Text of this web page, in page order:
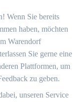
Wenn Sie bereits
haben, möchten
Warendorf
Sie gerne eine
Plattformen, um
zu geben.​
unseren Service